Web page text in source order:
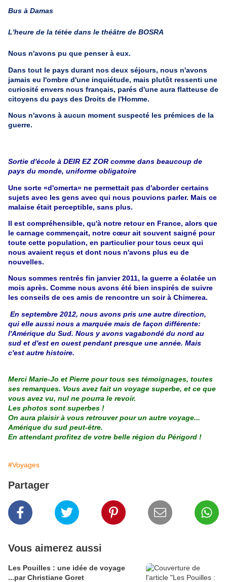
Bus à Damas
L'heure de la tétée dans le théâtre de BOSRA
Nous n'avons pu que penser à eux.
Dans tout le pays durant nos deux séjours, nous n'avons
jamais eu l'ombre d'une inquiétude, mais plutôt ressenti une
curiosité envers nous français, parés d'une aura flatteuse de
citoyens du pays des Droits de l'Homme.
Nous n'avons à aucun moment suspecté les prémices de la
guerre.
Sortie d'école à DEIR EZ ZOR comme dans beaucoup de
pays du monde, uniforme obligatoire
Une sorte «d'omerta» ne permettait pas d'aborder certains
sujets avec les gens avec qui nous pouvions parler. Mais ce
malaise était perceptible, sans plus.
Il est compréhensible, qu'à notre retour en France, alors que
le carnage commençait, notre cœur ait souvent saigné pour
toute cette population, en particulier pour tous ceux qui
nous avaient reçus et dont nous n'avons plus eu de
nouvelles.
Nous sommes rentrés fin janvier 2011, la guerre a éclatée un
mois après. Comme nous avons été bien inspirés de suivre
les conseils de ces amis de rencontre un soir à Chimerea.
En septembre 2012, nous avons pris une autre direction,
qui elle aussi nous a marquée mais de façon différente:
l'Amérique du Sud. Nous y avons vagabondé du nord au
sud et d'est en ouest pendant presque une année. Mais
c'est autre histoire.
Merci Marie-Jo et Pierre pour tous ses témoignages, toutes
ses remarques. Vous avez fait un voyage superbe, et ce que
vous avez vu, nul ne pourra le revoir.
Les photos sont superbes !
On aura plaisir à vous retrouver pour un autre voyage...
Amérique du sud peut-être.
En attendant profitez de votre belle région du Périgord !
#Voyages
Partager
Vous aimerez aussi
Les Pouilles : une idée de voyage
...par Christiane Goret